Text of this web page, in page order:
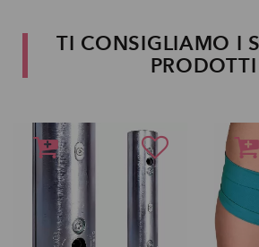
TI CONSIGLIAMO I
PRODOTTI